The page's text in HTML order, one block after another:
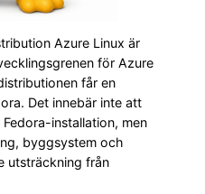
Azure Linux är
för Azure
får en
Det innebär inte att
installation, men
byggsystem och
utsträckning från